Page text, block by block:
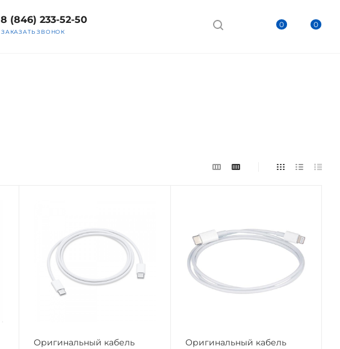
0 0
8 (846) 233-52-50
ЗАКАЗАТЬ ЗВОНОК
Оригинальный кабель
Оригинальный кабель